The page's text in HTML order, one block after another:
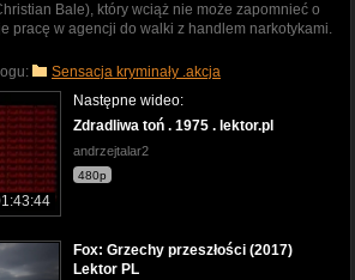
Bale), który wciąż nie może zapomnieć o
pracę w agencji do walki z handlem narkotykami.
Sensacja kryminały .akcja
Następne wideo:
Zdradliwa toń . 1975 . lektor.pl
andrzejtalar2
480p
Fox: Grzechy przeszłości (2017)
Lektor PL